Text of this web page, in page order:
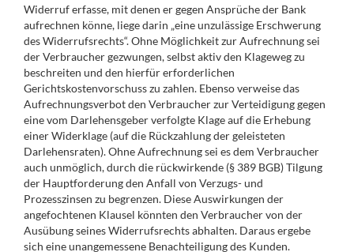
Widerruf erfasse, mit denen er gegen Ansprüche der Bank
aufrechnen könne, liege darin „eine unzulässige Erschwerung
des Widerrufsrechts“. Ohne Möglichkeit zur Aufrechnung sei
der Verbraucher gezwungen, selbst aktiv den Klageweg zu
beschreiten und den hierfür erforderlichen
Gerichtskostenvorschuss zu zahlen. Ebenso verweise das
Aufrechnungsverbot den Verbraucher zur Verteidigung gegen
eine vom Darlehensgeber verfolgte Klage auf die Erhebung
einer Widerklage (auf die Rückzahlung der geleisteten
Darlehensraten). Ohne Aufrechnung sei es dem Verbraucher
auch unmöglich, durch die rückwirkende (§ 389 BGB) Tilgung
der Hauptforderung den Anfall von Verzugs- und
Prozesszinsen zu begrenzen. Diese Auswirkungen der
angefochtenen Klausel könnten den Verbraucher von der
Ausübung seines Widerrufsrechts abhalten. Daraus ergebe
sich eine unangemessene Benachteiligung des Kunden.